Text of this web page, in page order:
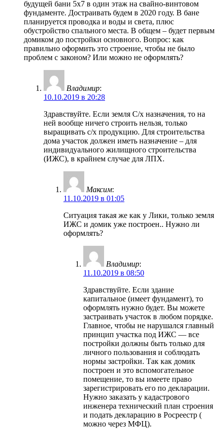
будущей бани 5х7 в один этаж на свайно-винтовом
фундаменте. Достраивать будем в 2020 году. В бане
планируется проводка и воды и света, плюс
обустройство спального места. В общем – будет первым
домиком до постройки основного. Вопрос: как
правильно оформить это строение, чтобы не было
проблем с законом? Или можно не оформлять?
Владимир:
10.10.2019 в 20:28
Здравствуйте. Если земля С/х назначения, то на
ней вообще ничего строить нельзя, только
выращивать с/х продукцию. Для строительства
дома участок должен иметь назначение – для
индивидуального жилищного строительства
(ИЖС), в крайнем случае для ЛПХ.
Максим:
11.10.2019 в 01:05
Ситуация такая же как у Лики, только земля
ИЖС и домик уже построен.. Нужно ли
оформлять?
Владимир:
11.10.2019 в 08:50
Здравствуйте. Если здание
капитальное (имеет фундамент), то
оформлять нужно будет. Вы можете
застраивать участок в любом порядке.
Главное, чтобы не нарушался главный
принцип участка под ИЖС — все
постройки должны быть только для
личного пользования и соблюдать
нормы застройки. Так как домик
построен и это вспомогательное
помещение, то вы имеете право
зарегистрировать его по декларации.
Нужно заказать у кадастрового
инженера технический план строения
и подать декларацию в Росреестр (
можно через МФЦ).